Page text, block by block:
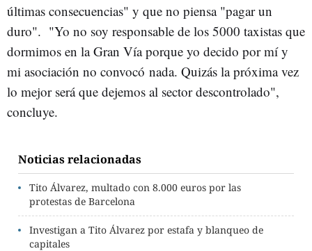
últimas consecuencias" y que no piensa "pagar un
duro". "Yo no soy responsable de los 5000 taxistas que
dormimos en la Gran Vía porque yo decido por mí y
mi asociación no convocó nada. Quizás la próxima vez
lo mejor será que dejemos al sector descontrolado",
concluye.
Noticias relacionadas
Tito Álvarez, multado con 8.000 euros por las
protestas de Barcelona
Investigan a Tito Álvarez por estafa y blanqueo de
capitales